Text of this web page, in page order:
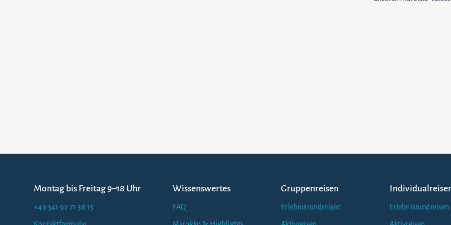
Montag bis Freitag 9–18 Uhr
+49 341 92 71 36 15
Wissenswertes
FAQ
Gruppenreisen
Erlebnisrundreisen Erlebnisrundreisen